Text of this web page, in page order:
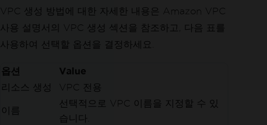
VPC 생성 방법에 대한 자세한 내용은 Amazon VPC
사용 설명서의 VPC 생성 섹션을 참조하고, 다음 표를
사용하여 선택할 옵션을 결정하세요.
옵션
Value
리소스 생성
VPC 전용
이름
선택적으로 VPC 이름을 지정할 수 있
습니다.